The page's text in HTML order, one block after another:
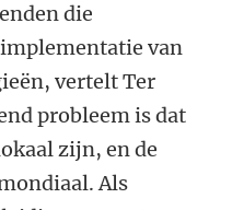
die
van
vertelt Ter
probleem is dat
zijn, en de
Als